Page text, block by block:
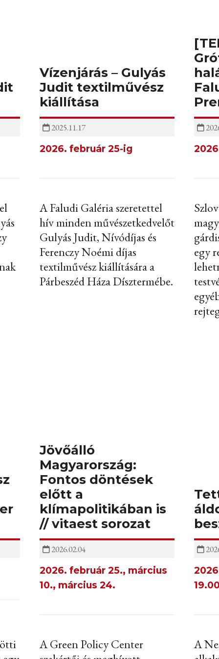
Vízenjárás – Gulyás
Judit textilművész
kiállítása
2025.11.17
2026. február 25-ig
A Faludi Galéria szeretettel
hív minden művészetkedvelőt
Gulyás Judit, Nívódíjas és
Ferenczy Noémi díjas
textilművész kiállítására a
Párbeszéd Háza Dísztermébe.
egy
Jövőálló
Magyarország:
Fontos döntések
előtt a
klímapolitikában is
// vitaest sorozat
2026.02.04
2026. február 25., március
10., március 24.
A Green Policy Center
A